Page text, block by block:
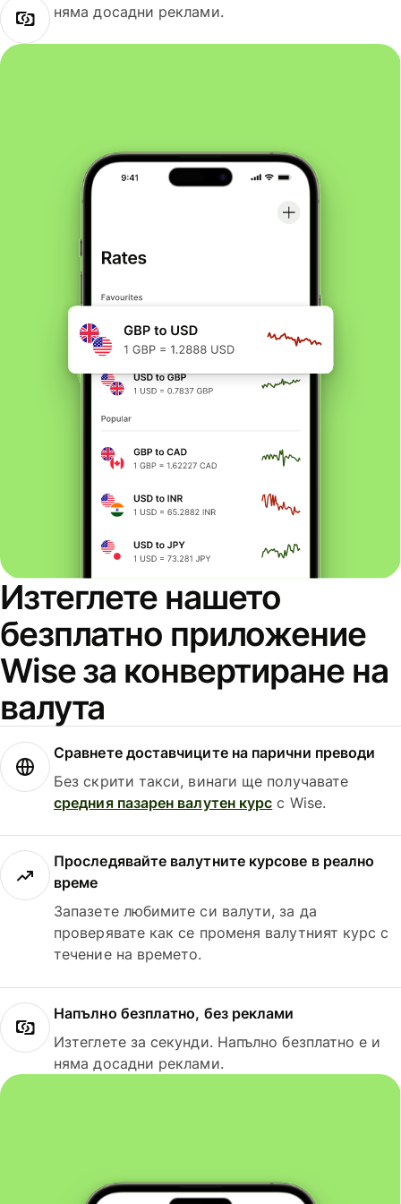
няма досадни реклами.
Изтеглете нашето
безплатно приложение
Wise за конвертиране на
валута
Сравнете доставчиците на парични преводи
Без скрити такси, винаги ще получавате
средния пазарен валутен курс с Wise.
Проследявайте валутните курсове в реално
време
Запазете любимите си валути, за да
проверявате как се променя валутният курс с
течение на времето.
Напълно безплатно, без реклами
Изтеглете за секунди. Напълно безплатно е и
няма досадни реклами.